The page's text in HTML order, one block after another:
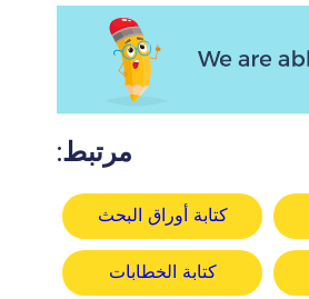
مرتبط:
كتابة أوراق البحث
كتابة الخطابات